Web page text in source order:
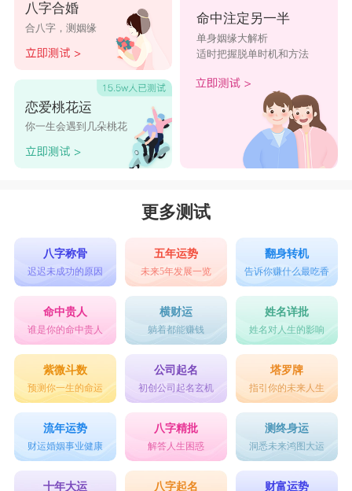
八字合婚
合八字，测姻缘
恋爱桃花运
你一生会遇到几朵桃花
命中注定另一半
单身姻缘大解析
适时把握脱单时机和方法
更多测试
八字称骨
迟迟未成功的原因
五年运势
未来5年发展一览
翻身转机
告诉你赚什么最吃香
命中贵人
谁是你的命中贵人
横财运
躺着都能赚钱
姓名详批
姓名对人生的影响
紫微斗数
预测你一生的命运
公司起名
初创公司起名玄机
塔罗牌
指引你的未来人生
流年运势
财运婚姻事业健康
八字精批
解答人生困惑
测终身运
洞悉未来鸿图大运
十年大运 八字起名 财富运势